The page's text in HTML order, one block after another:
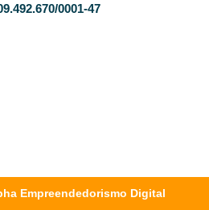
0001-47
Empreendedorismo Digital